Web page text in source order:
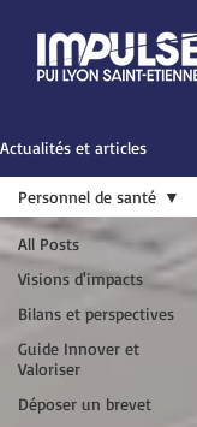
Actualités et articles
All Posts
Visions d'impacts
Bilans et perspectives
Guide Innover et
Valoriser
Déposer un brevet
Personnel de santé